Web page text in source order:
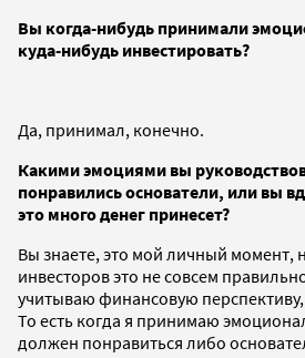
Вы когда-нибудь принимали
куда-нибудь инвестировать?
Да, принимал, конечно.
Какими эмоциями вы
понравились основатели, или вы
это много денег принесет?
Вы знаете, это мой личный момент,
инвесторов это не совсем
учитываю финансовую перспективу,
То есть когда я принимаю
должен понравиться либо